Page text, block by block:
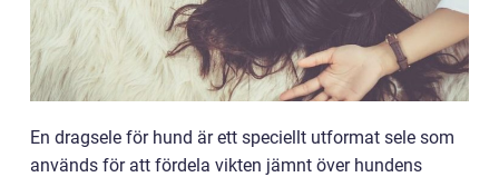
En dragsele för hund är ett speciellt utformat sele som
används för att fördela vikten jämnt över hundens